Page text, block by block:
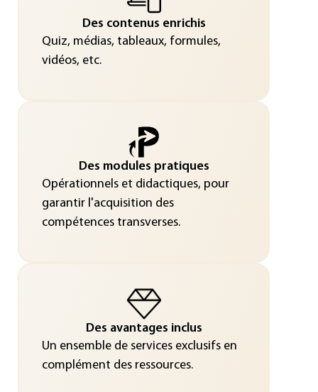
Des contenus enrichis
Quiz, médias, tableaux, formules,
vidéos, etc.
Des modules pratiques
Opérationnels et didactiques, pour
garantir l'acquisition des
compétences transverses.
Des avantages inclus
Un ensemble de services exclusifs en
complément des ressources.